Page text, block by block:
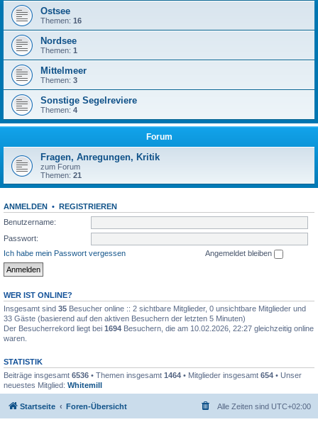
Ostsee
Themen: 16
Nordsee
Themen: 1
Mittelmeer
Themen: 3
Sonstige Segelreviere
Themen: 4
Forum
Fragen, Anregungen, Kritik
zum Forum
Themen: 21
ANMELDEN • REGISTRIEREN
Benutzername:
Passwort:
Ich habe mein Passwort vergessen
Angemeldet bleiben
WER IST ONLINE?
Insgesamt sind 35 Besucher online :: 2 sichtbare Mitglieder, 0 unsichtbare Mitglieder und
33 Gäste (basierend auf den aktiven Besuchern der letzten 5 Minuten)
Der Besucherrekord liegt bei 1694 Besuchern, die am 10.02.2026, 22:27 gleichzeitig online
waren.
STATISTIK
Beiträge insgesamt 6536 • Themen insgesamt 1464 • Mitglieder insgesamt 654 • Unser
neuestes Mitglied: Whitemill
Startseite Foren-Übersicht Alle Zeiten sind UTC+02:00